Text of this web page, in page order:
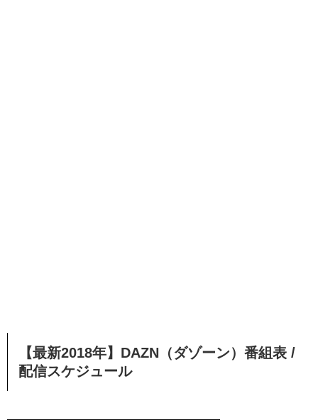
【最新2018年】DAZN（ダゾーン）番組表 /
配信スケジュール